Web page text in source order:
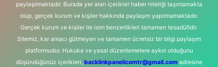
paylaşılmaktadır. Burada yer alan içerikler haber niteliği taşımamakta
olup, gerçek kurum ve kişiler hakkında paylaşım yapılmamaktadır.
Gerçek kurum ve kişiler ile isim benzerlikleri tamamen tesadüfidir.
Sitemiz, kar amacı gütmeyen ve tamamen ücretsiz bir bilgi paylaşım
platformudur. Hukuka ve yasal düzenlemelere aykırı olduğunu
düşündüğünüz içerikleri, backlinkpanelicomtr@gmail.comadresine